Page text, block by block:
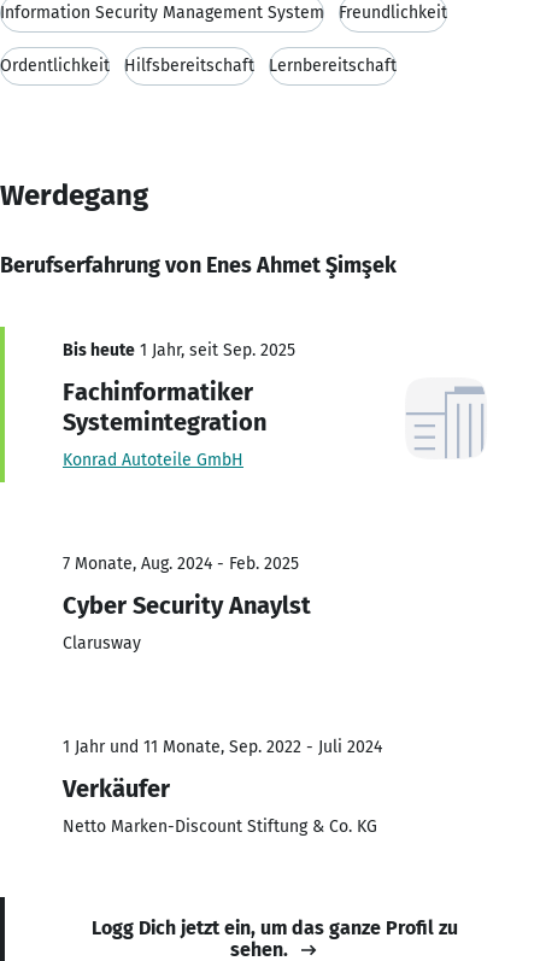
Information Security Management System Freundlichkeit
Ordentlichkeit Hilfsbereitschaft Lernbereitschaft
Werdegang
Berufserfahrung von Enes Ahmet Şimşek
Bis heute 1 Jahr, seit Sep. 2025
Fachinformatiker
Systemintegration
Konrad Autoteile GmbH
7 Monate, Aug. 2024 - Feb. 2025
Cyber Security Anaylst
Clarusway
1 Jahr und 11 Monate, Sep. 2022 - Juli 2024
Verkäufer
Netto Marken-Discount Stiftung & Co. KG
Logg Dich jetzt ein, um das ganze Profil zu
sehen.